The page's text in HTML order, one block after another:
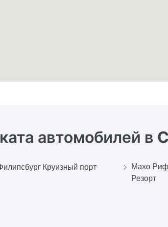
автомобилей в
Круизный порт
Махо
Резорт